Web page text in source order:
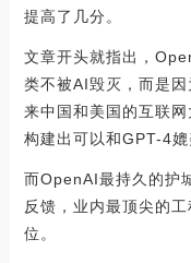
提高了几分。
文章开头就指出，
类不被AI毁灭，而是
来中国和美国的互联
构建出可以和GPT-4
而OpenAI最持久的护
反馈，业内最顶尖的
位。